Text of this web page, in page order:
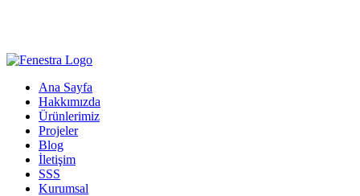
Ana Sayfa
Hakkımızda
Ürünlerimiz
Projeler
Blog
İletişim
SSS
Kurumsal